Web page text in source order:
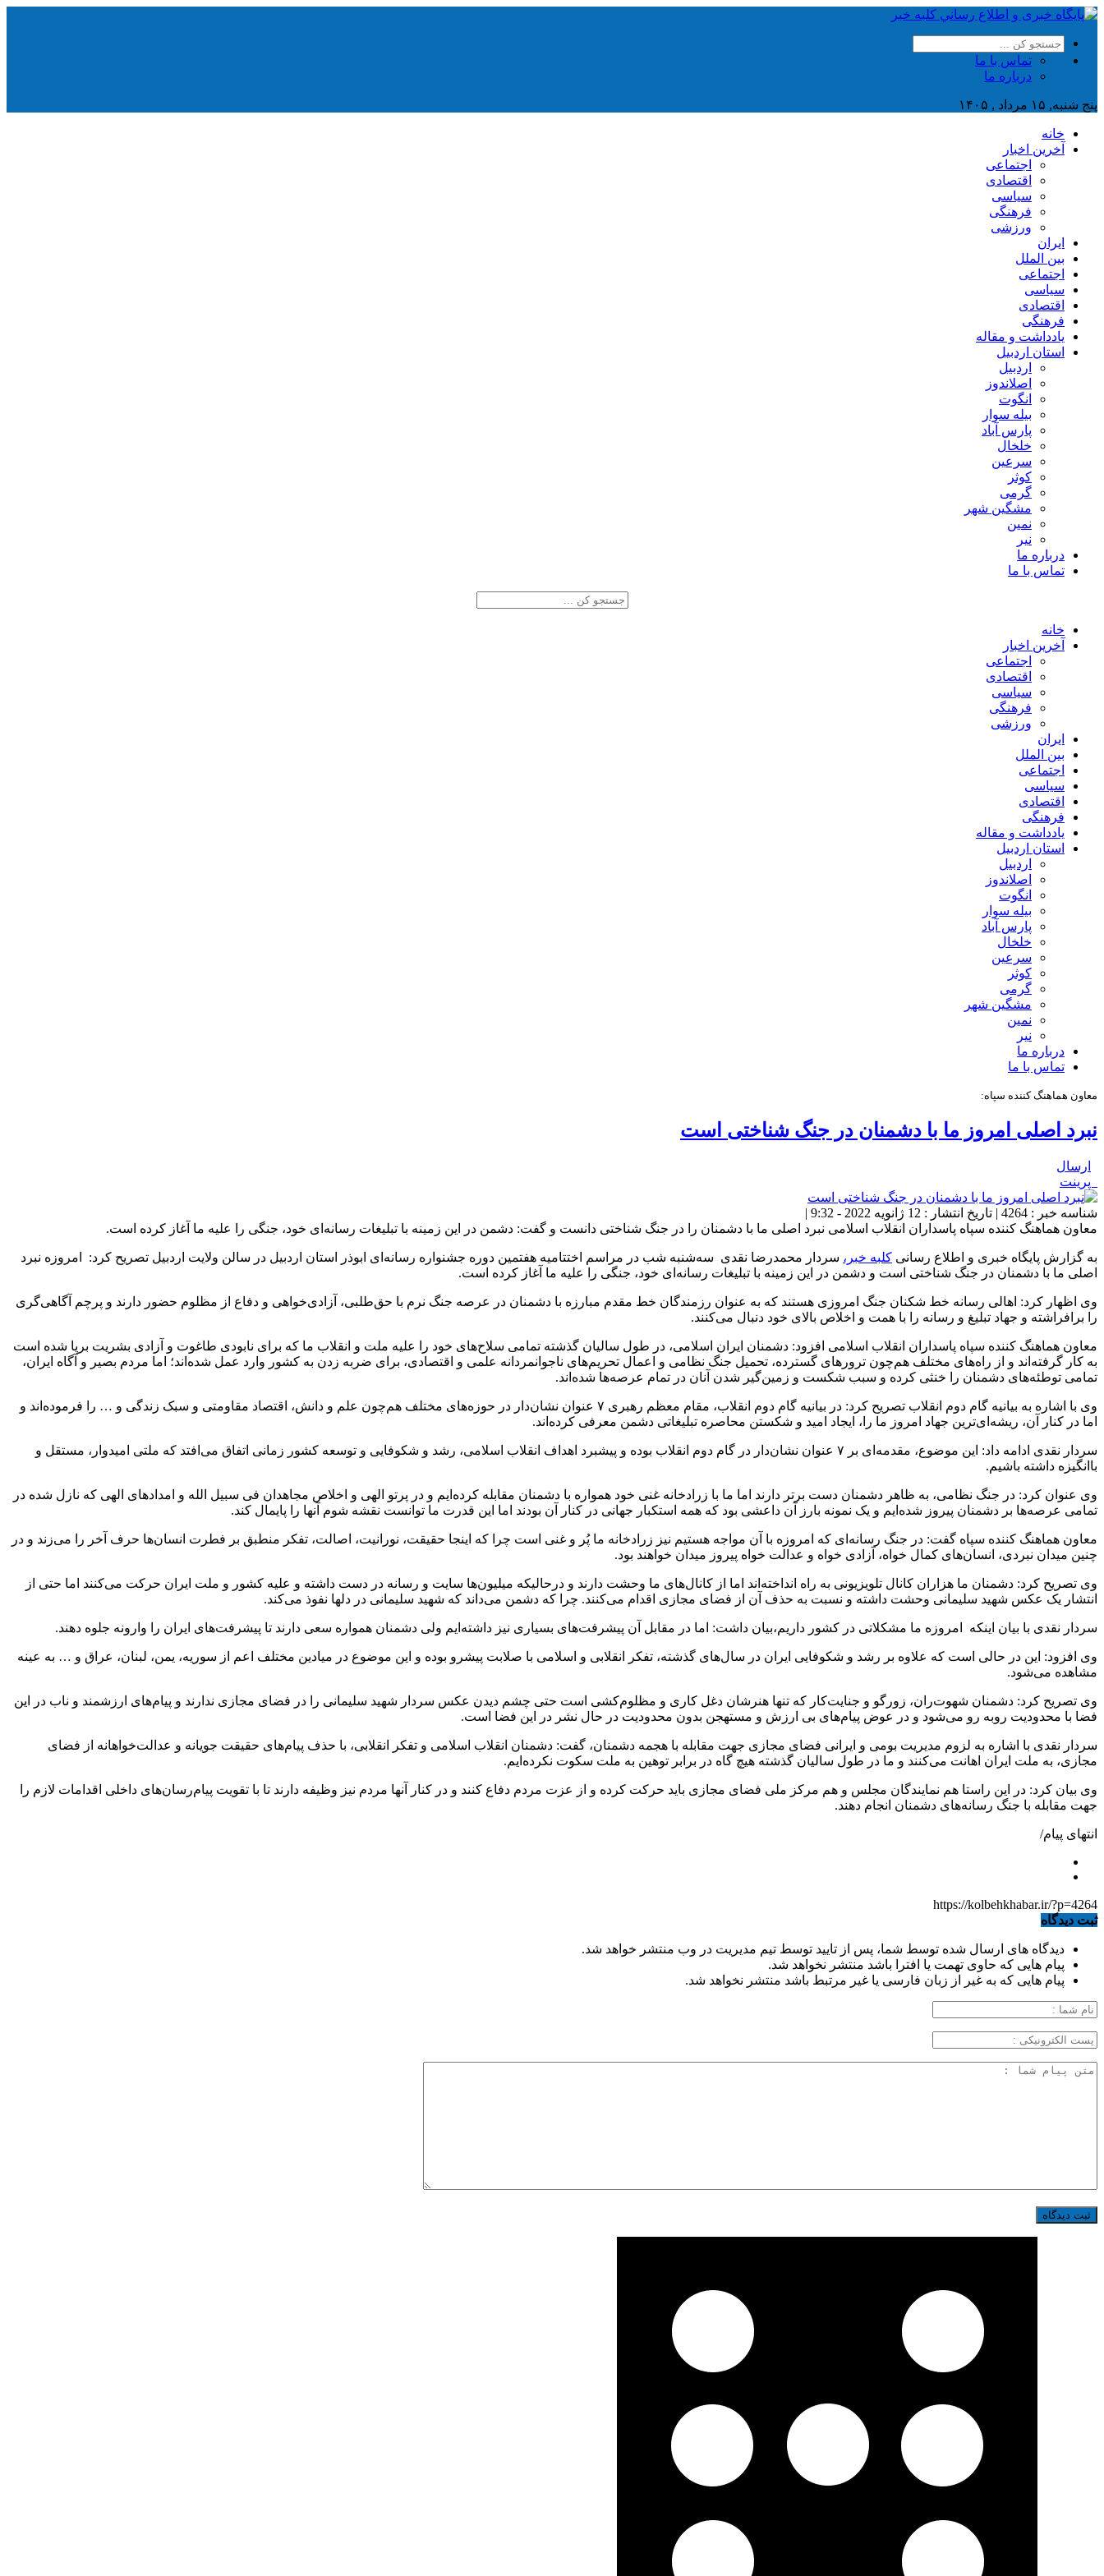
تماس با ما
درباره ما
پنج شنبه, ۱۵ مرداد , ۱۴۰۵
خانه
آخرین اخبار
اجتماعی
اقتصادی
سیاسی
فرهنگی
ورزشی
ایران
بین الملل
اجتماعی
سیاسی
اقتصادی
فرهنگی
یادداشت و مقاله
استان اردبیل
اردبیل
اصلاندوز
انگوت
بیله سوار
پارس آباد
خلخال
سرعین
کوثر
گرمی
مشگین شهر
نمین
نیر
درباره ما
تماس با ما
خانه
آخرین اخبار
اجتماعی
اقتصادی
سیاسی
فرهنگی
ورزشی
ایران
بین الملل
اجتماعی
سیاسی
اقتصادی
فرهنگی
یادداشت و مقاله
استان اردبیل
اردبیل
اصلاندوز
انگوت
بیله سوار
پارس آباد
خلخال
سرعین
کوثر
گرمی
مشگین شهر
نمین
نیر
درباره ما
تماس با ما
معاون هماهنگ کننده سپاه:
نبرد اصلی امروز ما با دشمنان در جنگ شناختی است
ارسال
پرینت
شناسه خبر : 4264 | تاریخ انتشار : 12 ژانویه 2022 - 9:32 |
معاون هماهنگ کننده سپاه پاسداران انقلاب اسلامی نبرد اصلی ما با دشمنان را در جنگ شناختی دانست و گفت: دشمن در این زمینه با تبلیغات رسانه‌ای خود، جنگی را علیه ما آغاز کرده‌ است.
به گزارش پایگاه خبری و اطلاع رسانی کلبه خبر، سردار محمدرضا نقدی سه‌شنبه شب در مراسم اختتامیه هفتمین دوره جشنواره رسانه‌ای ابوذر استان اردبیل در سالن ولایت اردبیل تصریح کرد: امروزه نبرد
اصلی ما با دشمنان در جنگ شناختی است و دشمن در این زمینه با تبلیغات رسانه‌ای خود، جنگی را علیه ما آغاز کرده‌ است.
وی اظهار کرد: اهالی رسانه خط شکنان جنگ امروزی هستند که به عنوان رزمندگان خط مقدم مبارزه با دشمنان در عرصه جنگ نرم با حق‌طلبی، آزادی‌خواهی و دفاع از مظلوم حضور دارند و پرچم آگاهی‌گری
را برافراشته‌ و جهاد تبلیغ و رسانه را با همت و اخلاص بالای خود دنبال می‌کنند.
معاون هماهنگ کننده سپاه پاسداران انقلاب اسلامی افزود: دشمنان ایران اسلامی، در طول سالیان گذشته تمامی سلاح‌های خود را علیه ملت و انقلاب ما که برای نابودی طاغوت و آزادی بشریت برپا شده است
به کار گرفته‌اند و از راه‌های مختلف هم‌چون ترورهای گسترده، تحمیل جنگ نظامی و اعمال تحریم‌های ناجوانمردانه علمی و اقتصادی، برای ضربه زدن به کشور وارد عمل شده‌اند؛ اما مردم بصیر و آگاه ایران،
تمامی توطئه‌های دشمنان را خنثی کرده‌ و سبب شکست و زمین‌گیر شدن آنان در تمام عرصه‌ها شده‌اند.
وی با اشاره به بیانیه گام دوم انقلاب تصریح کرد: در بیانیه گام دوم انقلاب، مقام معظم رهبری ۷ عنوان نشان‌دار در حوزه‌های مختلف هم‌چون علم و دانش، اقتصاد مقاومتی و سبک زندگی و … را فرموده‌اند و
اما در کنار آن، ریشه‌ای‌ترین جهاد امروز ما را، ایجاد امید و شکستن محاصره تبلیغاتی دشمن معرفی کرده‌اند.
سردار نقدی ادامه داد: این موضوع، مقدمه‌ای بر ۷ عنوان نشان‌دار در گام دوم انقلاب بوده و پیشبرد اهداف انقلاب اسلامی، رشد و شکوفایی و توسعه کشور زمانی اتفاق می‌افتد که ملتی امیدوار، مستقل و
باانگیزه داشته باشیم.
وی عنوان کرد: در جنگ نظامی، به ظاهر دشمنان دست برتر دارند اما ما با زرادخانه غنی خود همواره با دشمنان مقابله کرده‌ایم و در پرتو الهی و اخلاص مجاهدان فی سبیل الله و امدادهای الهی که نازل شده در
تمامی عرصه‌ها بر دشمنان پیروز شده‌ایم و یک نمونه بارز آن داعشی بود که همه استکبار جهانی در کنار آن بودند اما این قدرت ما توانست نقشه شوم آنها را پایمال کند.
معاون هماهنگ کننده سپاه گفت: در جنگ رسانه‌ای که امروزه با آن مواجه هستیم نیز زرادخانه ما پُر و غنی است چرا که اینجا حقیقت، نورانیت، اصالت، تفکر منطبق بر فطرت انسان‌ها حرف آخر را می‌زند و در
چنین میدان نبردی، انسان‌های کمال خواه، آزادی خواه و عدالت خواه پیروز میدان خواهند بود.
وی تصریح کرد: دشمنان ما هزاران کانال تلویزیونی به راه انداخته‌اند اما از کانال‌های ما وحشت دارند و درحالیکه میلیون‌ها سایت و رسانه در دست داشته و علیه کشور و ملت ایران حرکت می‌کنند اما حتی از
انتشار یک عکس شهید سلیمانی وحشت داشته و نسبت به حذف آن از فضای مجازی اقدام می‌کنند. چرا که دشمن می‌داند که شهید سلیمانی در دلها نفوذ می‌کند.
سردار نقدی با بیان اینکه امروزه ما مشکلاتی در کشور داریم،بیان داشت: اما در مقابل آن پیشرفت‌های بسیاری نیز داشته‌ایم ولی دشمنان همواره سعی دارند تا پیشرفت‌های ایران را وارونه جلوه دهند.
وی افزود: این در حالی است که علاوه بر رشد و شکوفایی ایران در سال‌های گذشته، تفکر انقلابی و اسلامی با صلابت پیشرو بوده و این موضوع در میادین مختلف اعم از سوریه، یمن، لبنان، عراق و … به عینه
مشاهده می‌شود.
وی تصریح کرد: دشمنان شهوت‌ران، زورگو و جنایت‌کار که تنها هنرشان دغل کاری و مظلوم‌کشی است حتی چشم دیدن عکس سردار شهید سلیمانی را در فضای مجازی ندارند و پیام‌های ارزشمند و ناب در این
فضا با محدودیت روبه رو می‌شود و در عوض پیام‌های بی ارزش و مستهجن بدون محدودیت در حال نشر در این فضا است.
سردار نقدی با اشاره به لزوم مدیریت بومی و ایرانی فضای مجازی جهت مقابله با هجمه دشمنان، گفت: دشمنان انقلاب اسلامی و تفکر انقلابی، با حذف پیام‌های حقیقت جویانه و عدالت‌خواهانه از فضای
مجازی، به ملت ایران اهانت می‌کنند و ما در طول سالیان گذشته هیچ گاه در برابر توهین به ملت سکوت نکرده‌ایم.
وی بیان کرد: در این راستا هم نمایندگان مجلس و هم مرکز ملی فضای مجازی باید حرکت کرده و از عزت مردم دفاع کنند و در کنار آنها مردم نیز وظیفه دارند تا با تقویت پیام‌رسان‌های داخلی اقدامات لازم را
جهت مقابله با جنگ رسانه‌های دشمنان انجام دهند.
انتهای پیام/
https://kolbehkhabar.ir/?p=4264
ثبت دیدگاه
دیدگاه های ارسال شده توسط شما، پس از تایید توسط تیم مدیریت در وب منتشر خواهد شد.
پیام هایی که حاوی تهمت یا افترا باشد منتشر نخواهد شد.
پیام هایی که به غیر از زبان فارسی یا غیر مرتبط باشد منتشر نخواهد شد.